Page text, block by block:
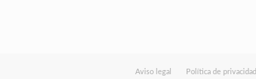
Aviso legal Política de privacidad